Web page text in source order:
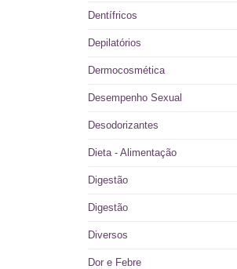
Dentífricos
Depilatórios
Dermocosmética
Desempenho Sexual
Desodorizantes
Dieta - Alimentação
Digestão
Digestão
Diversos
Dor e Febre